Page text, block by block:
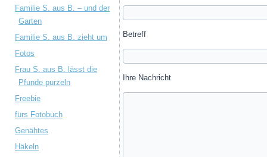
Familie S. aus B. – und der
Garten
Familie S. aus B. zieht um
Fotos
Frau S. aus B. lässt die
Pfunde purzeln
Freebie
fürs Fotobuch
Genähtes
Häkeln
Betreff
Ihre Nachricht